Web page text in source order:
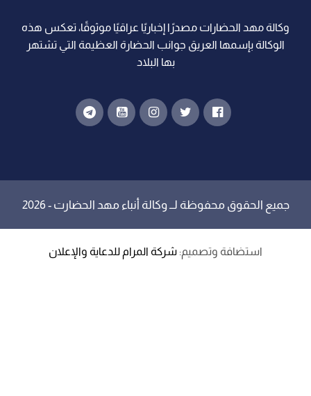
وكالة مهد الحضارات مصدرًا إخباريًا عراقيًا موثوقًا، تعكس هذه
الوكالة بإسمها العريق جوانب الحضارة العظيمة التي تشتهر
بها البلاد
جميع الحقوق محفوظة لــ وكالة أنباء مهد الحضارت - 2026
استضافة وتصميم: شركة المرام للدعاية والإعلان